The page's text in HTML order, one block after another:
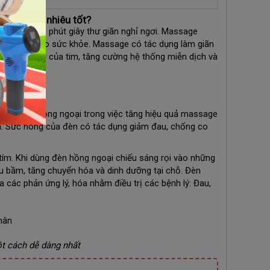
tầm bao nhiêu tốt?
những phút giây thư giãn nghỉ ngơi. Massage
tốt cho sức khỏe. Massage có tác dụng làm giãn
năng của tim, tăng cường hệ thống miễn dịch và
đèn hồng ngoại trong việc tăng hiệu quả massage
nóng của đèn có tác dụng giảm đau, chống co
Khi dùng đèn hồng ngoại chiếu sáng rọi vào những
tăng chuyển hóa và dinh dưỡng tại chỗ. Đèn
phản ứng lý, hóa nhằm điều trị các bệnh lý: Đau,
cách dễ dàng nhất